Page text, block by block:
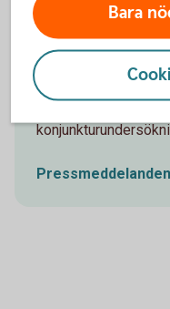
Läs våra analyser
Bara